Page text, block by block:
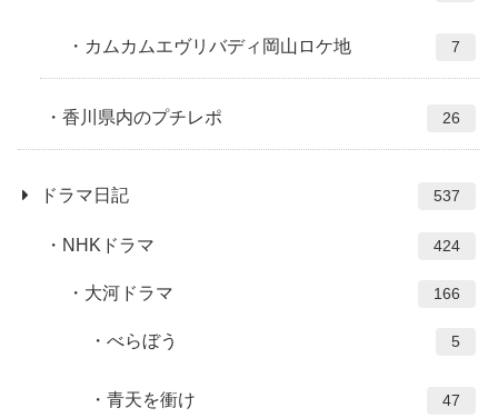
カムカムエヴリバディ岡山ロケ地 7
香川県内のプチレポ 26
ドラマ日記 537
NHKドラマ 424
大河ドラマ 166
べらぼう 5
青天を衝け 47